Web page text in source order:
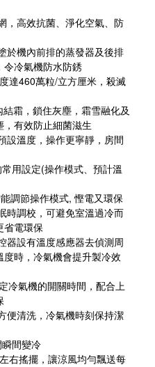
，高效抗菌、淨化空氣、防
於機內前排的蒸發器及後排
令冷氣機防水防銹
達460萬粒/立方厘米，殺滅
霜，鎖住灰塵，霜雪融化及
有效防止細菌滋生
設溫度，操作更寧靜，房間
用設定(操作模式、預計溫
調節操作模式, 慳電又環保
時調校，可避免室溫過冷而
省電環保
器設有溫度感應器去偵測周
時，冷氣機會提升製冷效
冷氣機的開關時間，配合上
便清洗，冷氣機時刻保持潔
間變冷
右搖擺，讓涼風均勻飄送每